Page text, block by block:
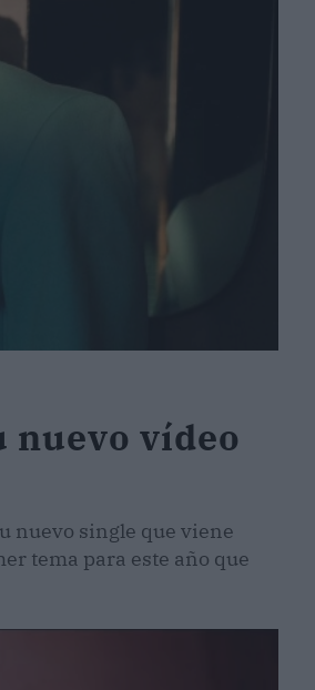
nuevo vídeo
nuevo single que viene
tema para este año que